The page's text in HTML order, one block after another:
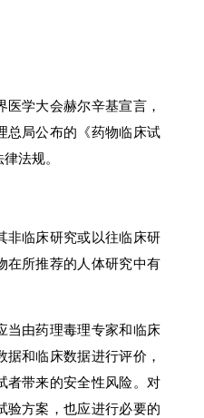
学大会赫尔辛基宣言，
总局公布的《药物临床试
法规。
非临床研究或以往临床研
在所推荐的人体研究中有
当由药理毒理专家和临床
和临床数据进行评价，
者带来的安全性风险。对
验方案，也应进行必要的